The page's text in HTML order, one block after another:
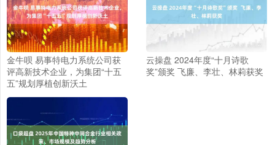
金牛呗 易事特电力系统公司获
评高新技术企业，为集团“十五
五”规划厚植创新沃土
云操盘 2024年度“十月诗歌
奖”颁奖 飞廉、李壮、林莉获奖